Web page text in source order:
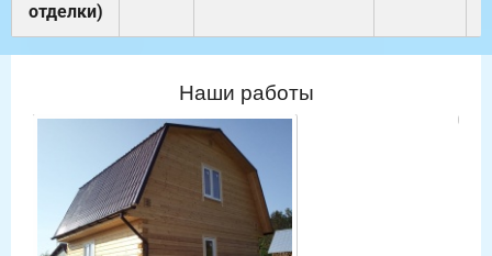
отделки)
Наши работы